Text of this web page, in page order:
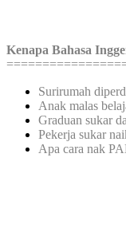
Kenapa Bahasa
Surirumah
Anak malas
Graduan sukar
Pekerja sukar
Apa cara nak